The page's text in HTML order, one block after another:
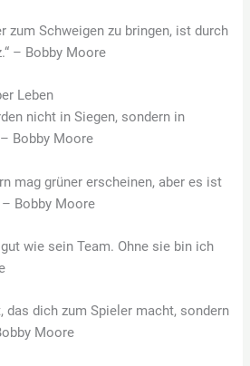
zum Schweigen zu bringen, ist durch
– Bobby Moore
Leben
nicht in Siegen, sondern in
Bobby Moore
mag grüner erscheinen, aber es ist
– Bobby Moore
wie sein Team. Ohne sie bin ich
das dich zum Spieler macht, sondern
Moore